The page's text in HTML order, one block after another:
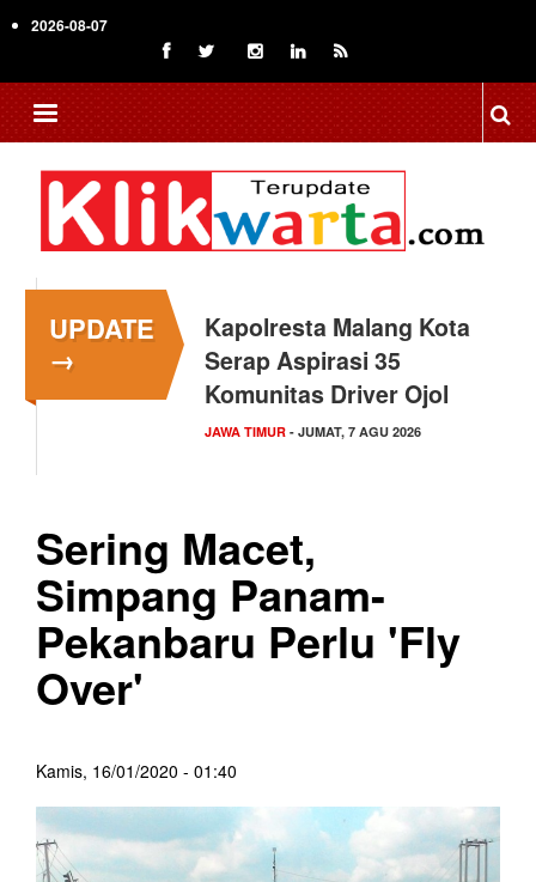
to
content
2026-08-07
UPDATE
→
Kapolresta Malang Kota
Serap Aspirasi 35
Komunitas Driver Ojol
JAWA TIMUR - JUMAT, 7 AGU 2026
Sering Macet,
Simpang Panam-
Pekanbaru Perlu 'Fly
Over'
Kamis, 16/01/2020 - 01:40